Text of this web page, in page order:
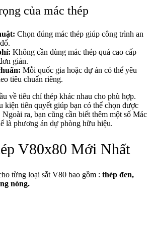
của mác thép
Chọn đúng mác thép giúp công trình an
Không cần dùng mác thép quá cao cấp
giản.
Mỗi quốc gia hoặc dự án có thể yêu
tiêu chuẩn riêng.
về tiêu chí thép khác nhau cho phù hợp.
kiện tiên quyết giúp bạn có thể chọn được
ra, bạn cũng cần biết thêm một số Mác
là phương án dự phòng hữu hiệu.
V80x80 Mới Nhất
từng loại sắt V80 bao gồm : thép đen,
nóng.